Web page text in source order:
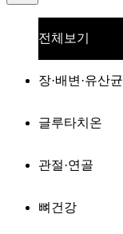
전체보기
장·배변·유산균
글루타치온
관절·연골
뼈건강